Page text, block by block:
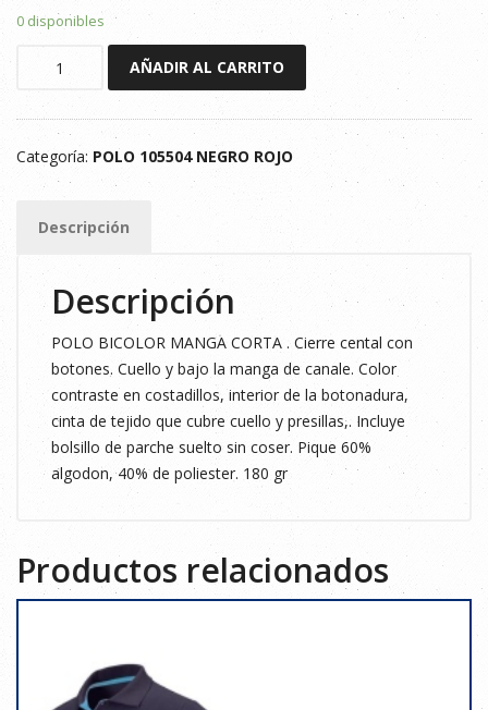
0 disponibles
BICOLOR
105504
NEGRO/ROJO
AÑADIR AL CARRITO
Categoría: POLO 105504 NEGRO ROJO
Descripción
Descripción
POLO BICOLOR MANGA CORTA . Cierre cental con
botones. Cuello y bajo la manga de canale. Color
contraste en costadillos, interior de la botonadura,
cinta de tejido que cubre cuello y presillas,. Incluye
bolsillo de parche suelto sin coser. Pique 60%
algodon, 40% de poliester. 180 gr
Productos relacionados